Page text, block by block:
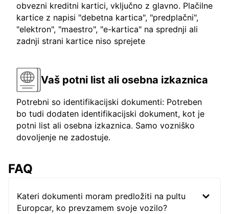
obvezni kreditni kartici, vključno z glavno. Plačilne
kartice z napisi "debetna kartica", "predplačni",
"elektron", "maestro", "e-kartica" na sprednji ali
zadnji strani kartice niso sprejete
Vaš potni list ali osebna izkaznica
Potrebni so identifikacijski dokumenti: Potreben
bo tudi dodaten identifikacijski dokument, kot je
potni list ali osebna izkaznica. Samo vozniško
dovoljenje ne zadostuje.
FAQ
Kateri dokumenti moram predložiti na pultu
Europcar, ko prevzamem svoje vozilo?